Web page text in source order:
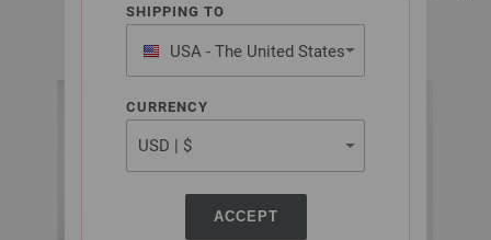
SHIPPING TO
USA - The United States
of America
CURRENCY
ACCEPT
Model 21